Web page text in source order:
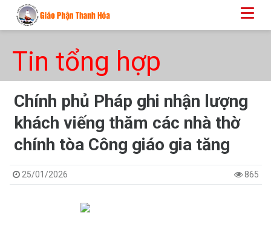
Tin tổng hợp
Chính phủ Pháp ghi nhận lượng
khách viếng thăm các nhà thờ
chính tòa Công giáo gia tăng
25/01/2026 865